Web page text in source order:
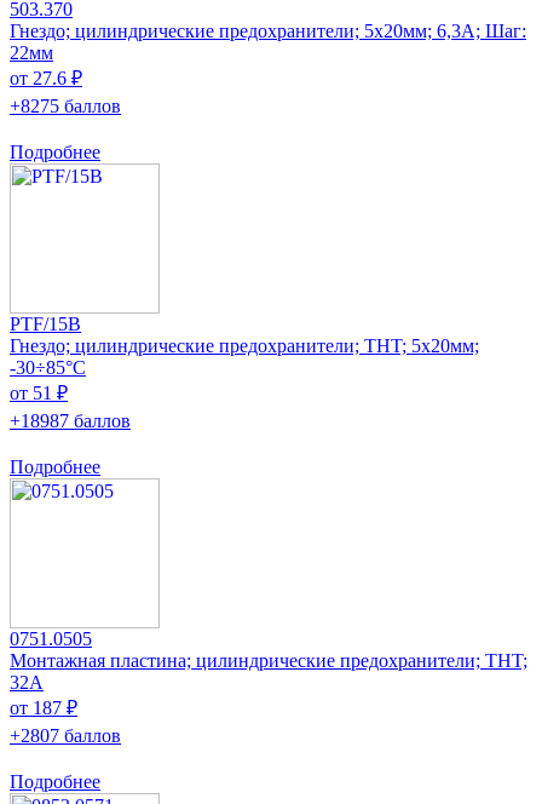
503.370
Гнездо; цилиндрические предохранители; 5x20мм; 6,3А; Шаг:
22мм
от 27.6 ₽
+8275 баллов
Подробнее
PTF/15B
Гнездо; цилиндрические предохранители; THT; 5x20мм;
-30÷85°C
от 51 ₽
+18987 баллов
Подробнее
0751.0505
Монтажная пластина; цилиндрические предохранители; THT;
32А
от 187 ₽
+2807 баллов
Подробнее